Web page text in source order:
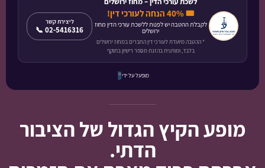
🎟️ 40% הנחה לעורכי דין!
לקבלת ההטבה יש לפנות ללשכת עורכי הדין מחוז
ירושלים
* ההטבה מיועדת לעורכי דין החברים במחוז ירושלים
בלבד, ומותנית בהזנת מספר רישיון בתוקף
ליצירת קשר
📞 02-5416316
מופעל על ידי
מופע הקיץ הגדול של הציבור
הדתי.